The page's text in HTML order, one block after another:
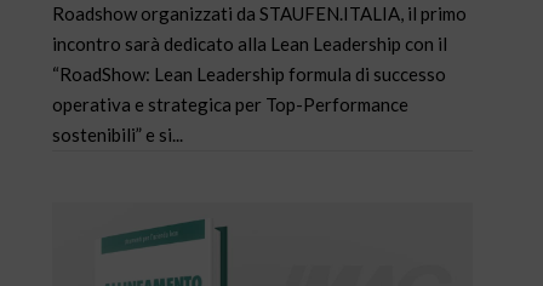
Roadshow organizzati da STAUFEN.ITALIA, il primo
incontro sarà dedicato alla Lean Leadership con il
“RoadShow: Lean Leadership formula di successo
operativa e strategica per Top-Performance
sostenibili” e si...